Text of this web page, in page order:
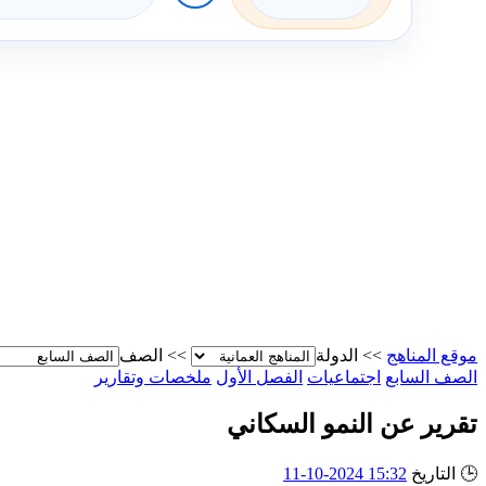
موقع المناهج >> الدولة >> الصف
الصف السابع اجتماعيات الفصل الأول ملخصات وتقارير
تقرير عن النمو السكاني
🕒 التاريخ 15:32 2024-10-11